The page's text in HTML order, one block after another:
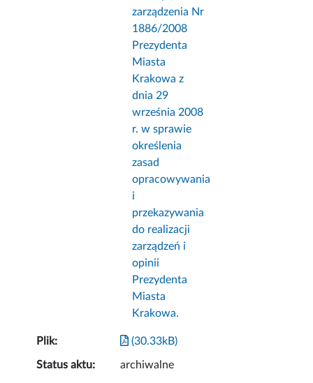
zarządzenia Nr
1886/2008
Prezydenta
Miasta
Krakowa z
dnia 29
września 2008
r. w sprawie
określenia
zasad
opracowywania
i
przekazywania
do realizacji
zarządzeń i
opinii
Prezydenta
Miasta
Krakowa.
Plik: (30.33kB)
Status aktu: archiwalne